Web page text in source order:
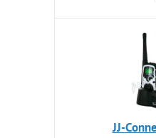
JJ-